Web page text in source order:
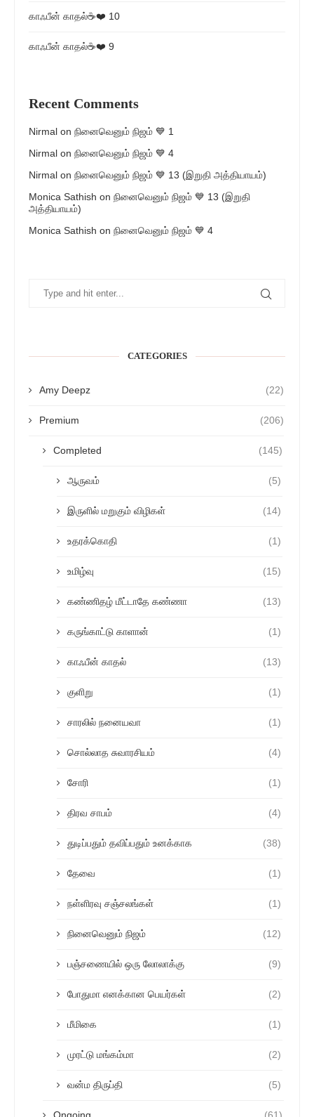
காஃபீன் காதல்☕❤️ 10
காஃபீன் காதல்☕❤️ 9
Recent Comments
Nirmal on நினைவெனும் நிஜம் 💙 1
Nirmal on நினைவெனும் நிஜம் 💙 4
Nirmal on நினைவெனும் நிஜம் 💙 13 (இறுதி அத்தியாயம்)
Monica Sathish on நினைவெனும் நிஜம் 💙 13 (இறுதி
அத்தியாயம்)
Monica Sathish on நினைவெனும் நிஜம் 💙 4
CATEGORIES
Amy Deepz (22)
Premium (206)
Completed (145)
ஆருவம் (5)
இருளில் மறுகும் விழிகள் (14)
உதரக்கொதி (1)
உமிழ்வு (15)
கண்ணிதழ் மீட்டாதே கண்ணா (13)
கருங்காட்டு காளான் (1)
காஃபீன் காதல் (13)
குளிறு (1)
சாரலில் நனையவா (1)
சொல்லாத சுவாரசியம் (4)
சோரி (1)
திரவ சாபம் (4)
துடிப்பதும் தவிப்பதும் உனக்காக (38)
தேவை (1)
நள்ளிரவு சஞ்சலங்கள் (1)
நினைவெனும் நிஜம் (12)
பஞ்சணையில் ஒரு லோலாக்கு (9)
போதுமா எனக்கான பெயர்கள் (2)
மீமிகை (1)
முரட்டு மங்கம்மா (2)
வன்ம திருப்தி (5)